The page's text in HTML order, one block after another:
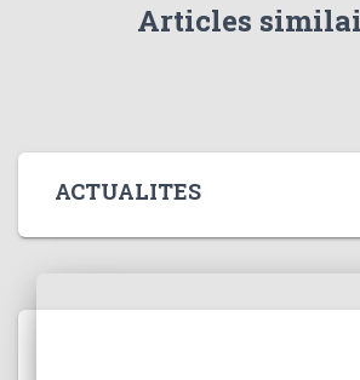
Articles
ACTUALITES